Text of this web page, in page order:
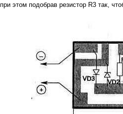
этом подобрав резистор R3 так,